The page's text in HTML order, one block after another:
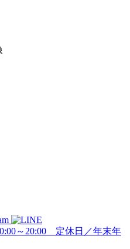
～20:00 定休日／年末年